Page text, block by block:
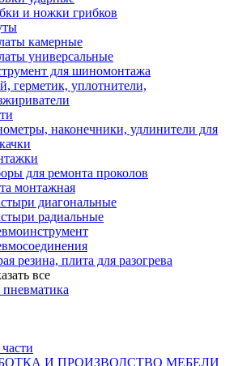
и ножки грибков
камерные
универсальные
для шиномонтажа
герметик, уплотнители,
наконечники, удлинители для
для ремонта проколов
монтажная
диагональные
радиальные
резина, плита для разогрева
все
И ПРОИЗВОДСТВО МЕБЕЛИ